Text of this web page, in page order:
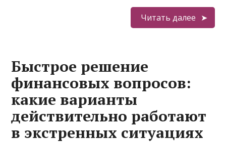
Читать далее
Быстрое решение
финансовых вопросов:
какие варианты
действительно работают
в экстренных ситуациях